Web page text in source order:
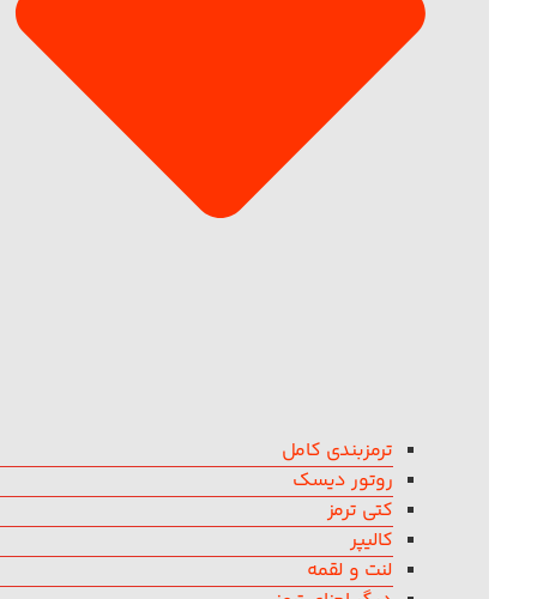
ترمزبندی کامل
روتور دیسک
کتی ترمز
کالیپر
لنت و لقمه